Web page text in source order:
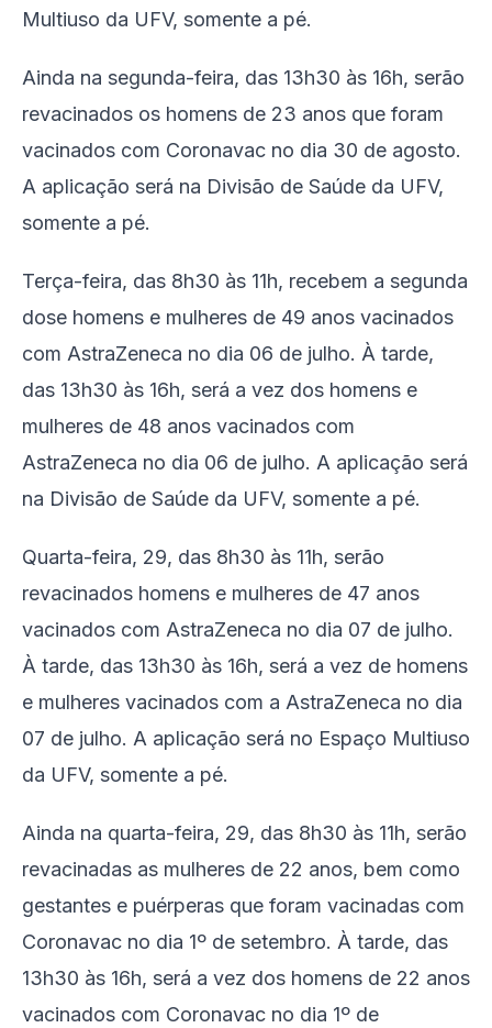
Multiuso da UFV, somente a pé.
Ainda na segunda-feira, das 13h30 às 16h, serão
revacinados os homens de 23 anos que foram
vacinados com Coronavac no dia 30 de agosto.
A aplicação será na Divisão de Saúde da UFV,
somente a pé.
Terça-feira, das 8h30 às 11h, recebem a segunda
dose homens e mulheres de 49 anos vacinados
com AstraZeneca no dia 06 de julho. À tarde,
das 13h30 às 16h, será a vez dos homens e
mulheres de 48 anos vacinados com
AstraZeneca no dia 06 de julho. A aplicação será
na Divisão de Saúde da UFV, somente a pé.
Quarta-feira, 29, das 8h30 às 11h, serão
revacinados homens e mulheres de 47 anos
vacinados com AstraZeneca no dia 07 de julho.
À tarde, das 13h30 às 16h, será a vez de homens
e mulheres vacinados com a AstraZeneca no dia
07 de julho. A aplicação será no Espaço Multiuso
da UFV, somente a pé.
Ainda na quarta-feira, 29, das 8h30 às 11h, serão
revacinadas as mulheres de 22 anos, bem como
gestantes e puérperas que foram vacinadas com
Coronavac no dia 1º de setembro. À tarde, das
13h30 às 16h, será a vez dos homens de 22 anos
vacinados com Coronavac no dia 1º de